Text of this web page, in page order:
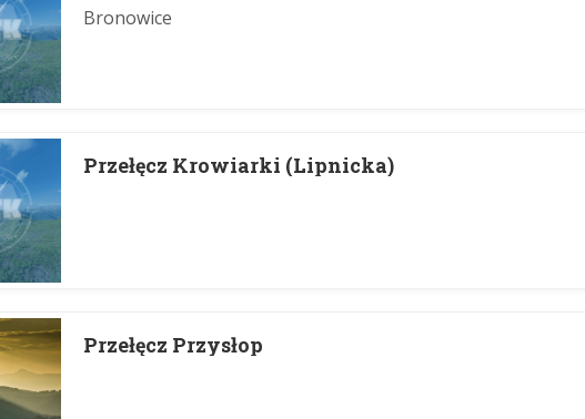
Bronowice
Przełęcz Krowiarki (Lipnicka)
Przełęcz Przysłop